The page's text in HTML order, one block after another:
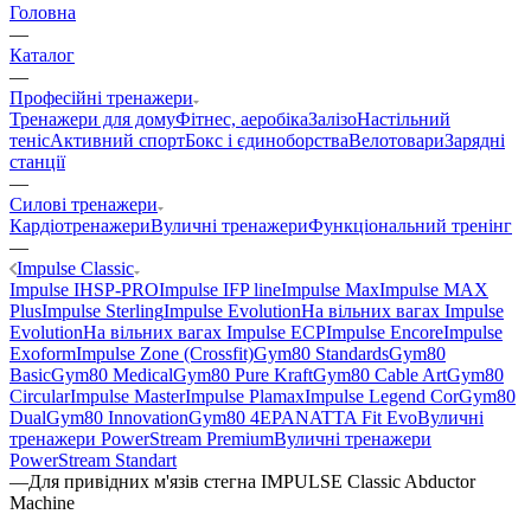
Головна
—
Каталог
—
Професійні тренажери
Тренажери для домуФітнес, аеробікаЗалізоНастільний
тенісАктивний спортБокс і єдиноборстваВелотовариЗарядні
станції
—
Силові тренажери
КардіотренажериВуличні тренажериФункціональний тренінг
—
Impulse Classic
Impulse IHSP-PROImpulse IFP lineImpulse MaxImpulse MAX
PlusImpulse SterlingImpulse EvolutionНа вільних вагах Impulse
EvolutionНа вільних вагах Impulse ECPImpulse EncoreImpulse
ExoformImpulse Zone (Crossfit)Gym80 StandardsGym80
BasicGym80 MedicalGym80 Pure KraftGym80 Cable ArtGym80
CircularImpulse MasterImpulse PlamaxImpulse Legend CorGym80
DualGym80 InnovationGym80 4EPANATTA Fit EvoВуличні
тренажери PowerStream PremiumВуличні тренажери
PowerStream Standart
—Для привідних м'язів стегна IMPULSE Classic Abductor
Machine